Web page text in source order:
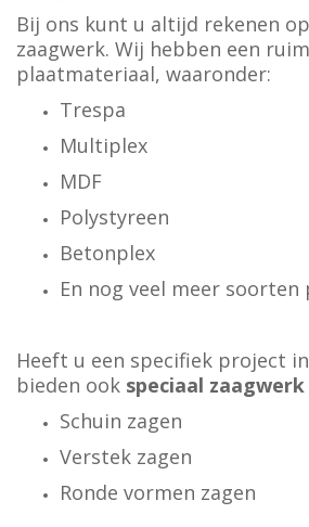
Bij ons kunt u altijd rekenen
zaagwerk. Wij hebben een
plaatmateriaal, waaronder:
Trespa
Multiplex
MDF
Polystyreen
Betonplex
En nog veel meer
Heeft u een specifiek project
bieden ook speciaal zaagwerk
Schuin zagen
Verstek zagen
Ronde vormen zagen